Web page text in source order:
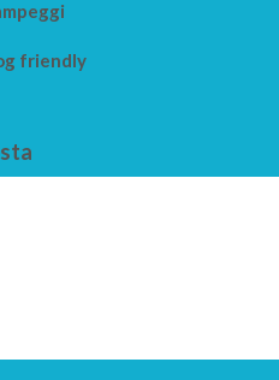
friendly